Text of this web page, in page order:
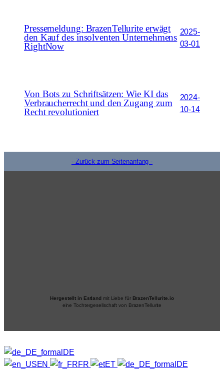
Pressemeldung: BrazenTellurite erwägt
den Kauf des insolventen Unternehmens
RightNow
2025-
03-01
Von Bots zu Schriftsätzen: Wie KI das
Verbraucherrecht und den Zugang zum
Recht revolutioniert
2024-
10-14
- Zurück zum Seitenanfang -
Hergestellt in Estland mit Liebe für BrazenTellurite.io
eine Tochtergesellschaft von BrazenTellurite
DE
EN
FR ET DE